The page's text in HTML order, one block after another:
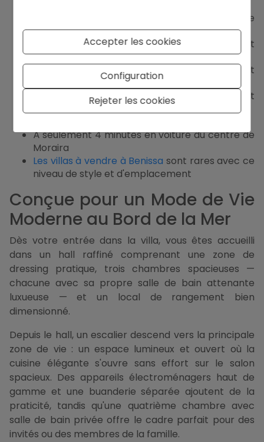
Espaces de vie à aire ouverte avec cuisine
design et appareils haut de gamme
Terrasse spacieuse avec barbecue intégré et
pergola en bois
Piscine privée et jardin magnifiquement
Toilettes invités et espaces de rangement
À seulement 4 minutes en voiture du centre de
Moraira
Les villas à vendre à Benissa sont rares avec ce
niveau de style et d'emplacement
Conçue pour un Mode de Vie
Moderne au Bord de la Mer
Dès votre entrée dans la villa, vous êtes accueilli
dans un hall raffiné comprenant une zone de
dressing pratique, trois chambres spacieuses —
chacune avec sa propre salle de bain attenante
luxueuse — et un local de rangement bien
dimensionné.
Depuis le hall, un escalier descend vers la principale
zone de vie : un espace lumineux et ouvert où la
cuisine élégante s'ouvre sans effort sur le salon
spacieux. Des appareils électroménagers haut de
gamme et une buanderie séparée ajoutent de la
praticité, tandis qu'une quatrième chambre avec
salle de bain privée offre le cadre parfait pour des
invités ou des membres de la famille.
Accepter les cookies
Configuration
Rejeter les cookies